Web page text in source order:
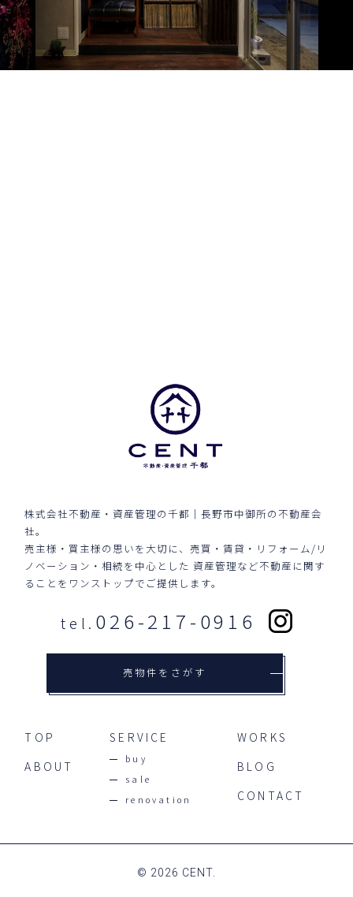
株式会社不動産・資産管理の千都｜長野市中御所の不動産会
社。
売主様・買主様の思いを大切に、売買・賃貸・リフォーム/リ
ノベーション・相続を中心とした 資産管理など不動産に関す
ることをワンストップでご提供します。
tel. 026-217-0916
売物件をさがす
TOP
ABOUT
SERVICE
buy
sale
renovation
WORKS
BLOG
CONTACT
© 2026 CENT.